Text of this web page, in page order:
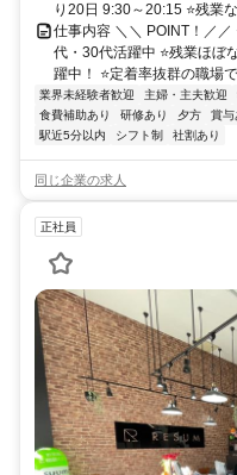
り20日 9:30～20:15 ⭐残業
仕事内容 ＼＼ POINT！／／
代・30代活躍中 ⭐残業ほぼ
躍中！ ⭐定着率抜群の
業界未経験者歓迎 主婦・主夫歓迎
食費補助あり
研修あり 夕方 賞与
駅近5分以内
シフト制 社割あり
同じ企業の求人
正社員